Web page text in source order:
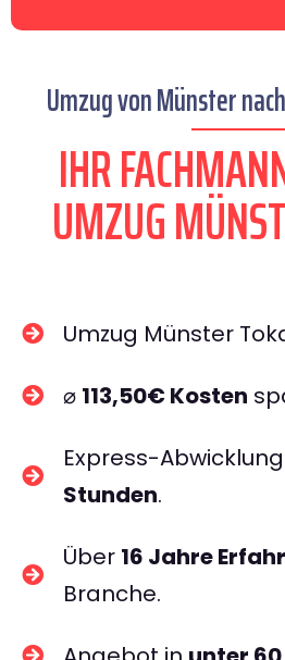
Umzug von Münster
IHR
UMZUG
Umzug Münster
⌀ 113,50€ Kosten
Express-
Stunden.
Über 16 Jahre
Branche.